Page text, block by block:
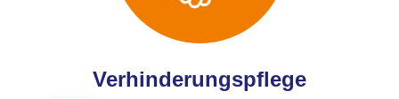
Verhinderungspflege